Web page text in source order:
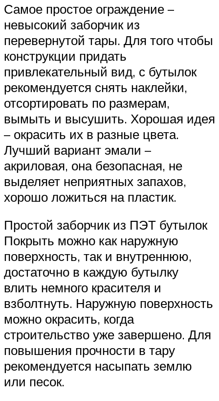
Самое простое ограждение –
невысокий заборчик из
перевернутой тары. Для того чтобы
конструкции придать
привлекательный вид, с бутылок
рекомендуется снять наклейки,
отсортировать по размерам,
вымыть и высушить. Хорошая идея
– окрасить их в разные цвета.
Лучший вариант эмали –
акриловая, она безопасная, не
выделяет неприятных запахов,
хорошо ложиться на пластик.
Простой заборчик из ПЭТ бутылок
Покрыть можно как наружную
поверхность, так и внутреннюю,
достаточно в каждую бутылку
влить немного красителя и
взболтнуть. Наружную поверхность
можно окрасить, когда
строительство уже завершено. Для
повышения прочности в тару
рекомендуется насыпать землю
или песок.